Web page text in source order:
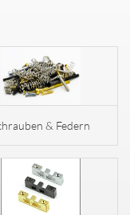
& Federn